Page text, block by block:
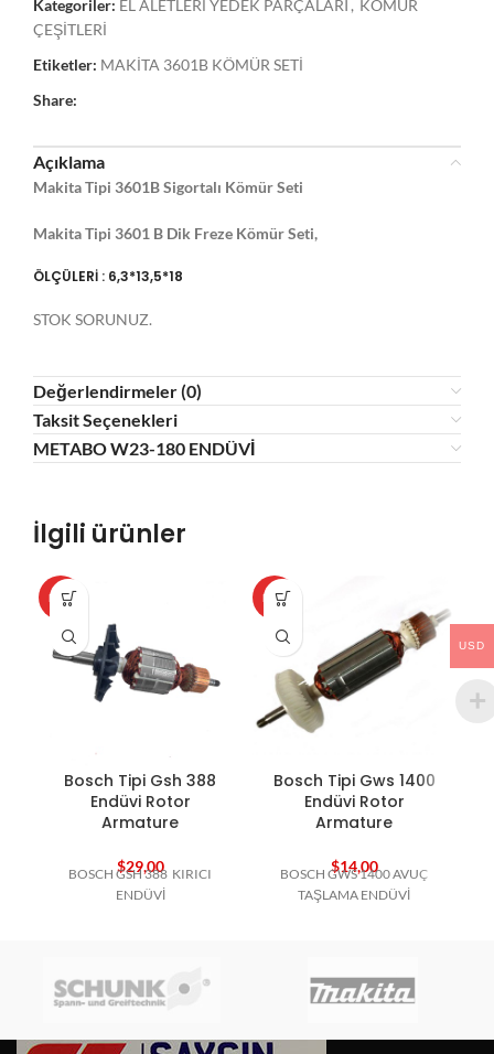
Kategoriler: EL ALETLERİ YEDEK PARÇALARI , KÖMÜR
ÇEŞİTLERİ
Etiketler: MAKİTA 3601B KÖMÜR SETİ
Share:
Açıklama
Makita Tipi 3601B Sigortalı Kömür Seti
Makita Tipi 3601 B Dik Freze Kömür Seti,
ÖLÇÜLERİ : 6,3*13,5*18
STOK SORUNUZ.
Değerlendirmeler (0)
Taksit Seçenekleri
METABO W23-180 ENDÜVİ
İlgili ürünler
HOT
Bosch Tipi Gsh 388
Endüvi Rotor
Armature
$29,00
BOSCH GSH 388 KIRICI
ENDÜVİ
HOT
Bosch Tipi Gws 1400
Endüvi Rotor
Armature
$14,00
BOSCH GWS 1400 AVUÇ
TAŞLAMA ENDÜVİ
USD